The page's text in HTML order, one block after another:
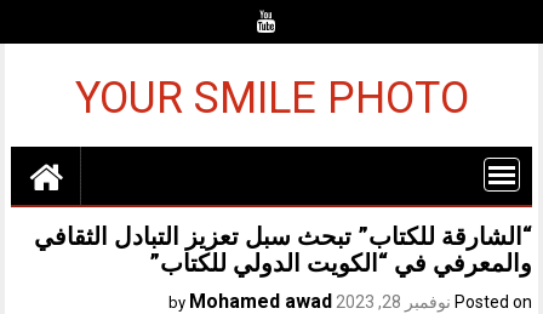
YOUR SMILE PHOTO
“الشارقة للكتاب” تبحث سبل تعزيز التبادل الثقافي
والمعرفي في “الكويت الدولي للكتاب”
Posted on نوفمبر 28, 2023 Mohamed awad